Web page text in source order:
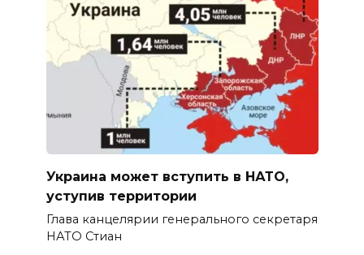
Украина может вступить в НАТО,
уступив территории
Глава канцелярии генерального секретаря
НАТО Стиан